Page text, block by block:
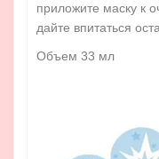
приложите маску к
дайте впитаться
Объем 33 мл